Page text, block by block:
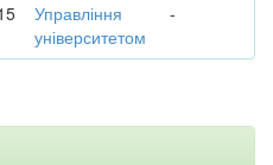
Управління
університетом
-